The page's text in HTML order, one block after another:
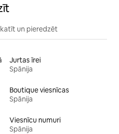
un pieredzēt
Jurtas īrei
Spānija
Boutique viesnīcas
Spānija
Viesnīcu numuri
Spānija